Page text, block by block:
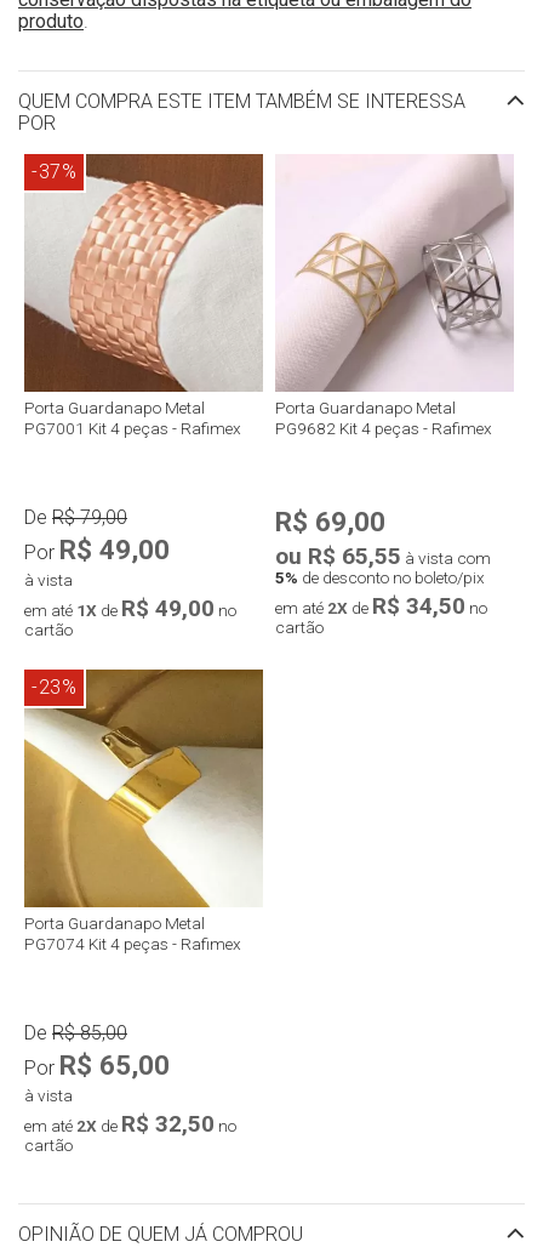
produto
QUEM COMPRA ESTE ITEM TAMBÉM SE INTERESSA
POR
-37%
Porta Guardanapo Metal
PG7001 Kit 4 peças - Rafimex
De R$ 79,00
Por R$ 49,00
à vista
em até 1X de R$ 49,00 no
cartão
Porta Guardanapo Metal
PG9682 Kit 4 peças - Rafimex
R$ 69,00
ou R$ 65,55 à vista com
5% de desconto no boleto/pix
em até 2X de R$ 34,50 no
cartão
-23%
Porta Guardanapo Metal
PG7074 Kit 4 peças - Rafimex
De R$ 85,00
Por R$ 65,00
à vista
em até 2X de R$ 32,50 no
cartão
OPINIÃO DE QUEM JÁ COMPROU